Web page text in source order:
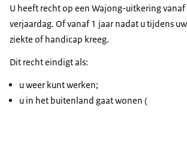
U heeft recht op een Wajong-uitkering vanaf
verjaardag. Of vanaf 1 jaar nadat u tijdens
ziekte of handicap kreeg.
Dit recht eindigt als:
u weer kunt werken;
u in het buitenland gaat wonen (